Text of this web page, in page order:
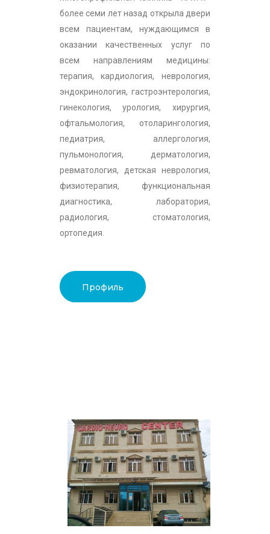
более семи лет назад открыла двери
всем пациентам, нуждающимся в
оказании качественных услуг по
всем направлениям медицины:
терапия, кардиология, неврология,
эндокринология, гастроэнтерология,
гинекология, урология, хирургия,
офтальмология, отоларингология,
педиатрия, аллергология,
пульмонология, дерматология,
ревматология, детская неврология,
физиотерапия, функциональная
диагностика, лаборатория,
радиология, стоматология,
ортопедия.
Профиль